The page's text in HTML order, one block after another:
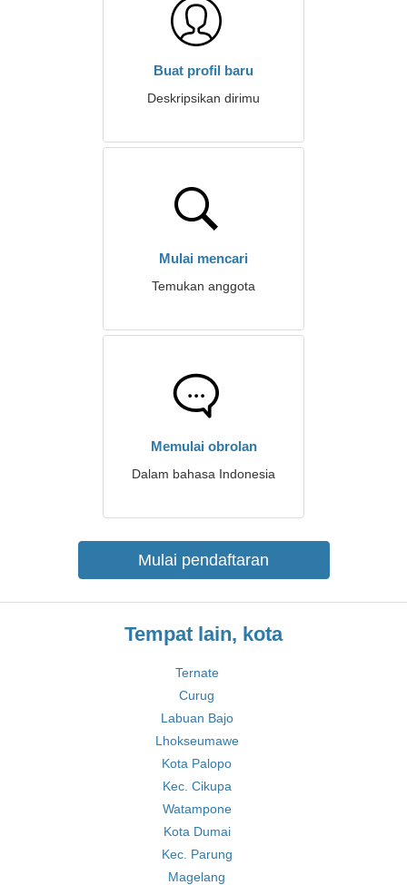
Buat profil baru
Deskripsikan dirimu
Mulai mencari
Temukan anggota
Memulai obrolan
Dalam bahasa Indonesia
Mulai pendaftaran
Tempat lain, kota
Ternate
Curug
Labuan Bajo
Lhokseumawe
Kota Palopo
Kec. Cikupa
Watampone
Kota Dumai
Kec. Parung
Magelang